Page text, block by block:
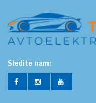
Sledite nam: